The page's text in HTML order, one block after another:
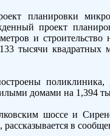
планировки
проект
и строительство
тысячи квадратных
домами на 1,394
шоссе и
в